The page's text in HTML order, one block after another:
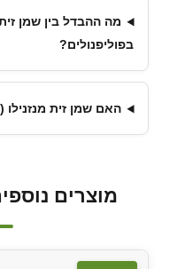
מה ההבדל בין שמן
בפוליפנולים?
האם שמן זית מנזנילו
מוצרים